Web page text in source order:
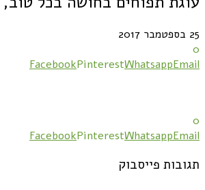
25 בספטמבר 2017
0
FacebookPinterestWhatsappEmail
0
FacebookPinterestWhatsappEmail
תגובות פייסבוק